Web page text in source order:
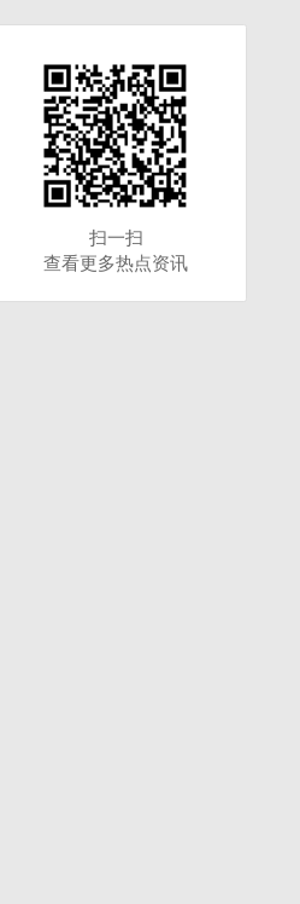
扫一扫
查看更多热点资讯
扫一扫
查看更多热点资讯